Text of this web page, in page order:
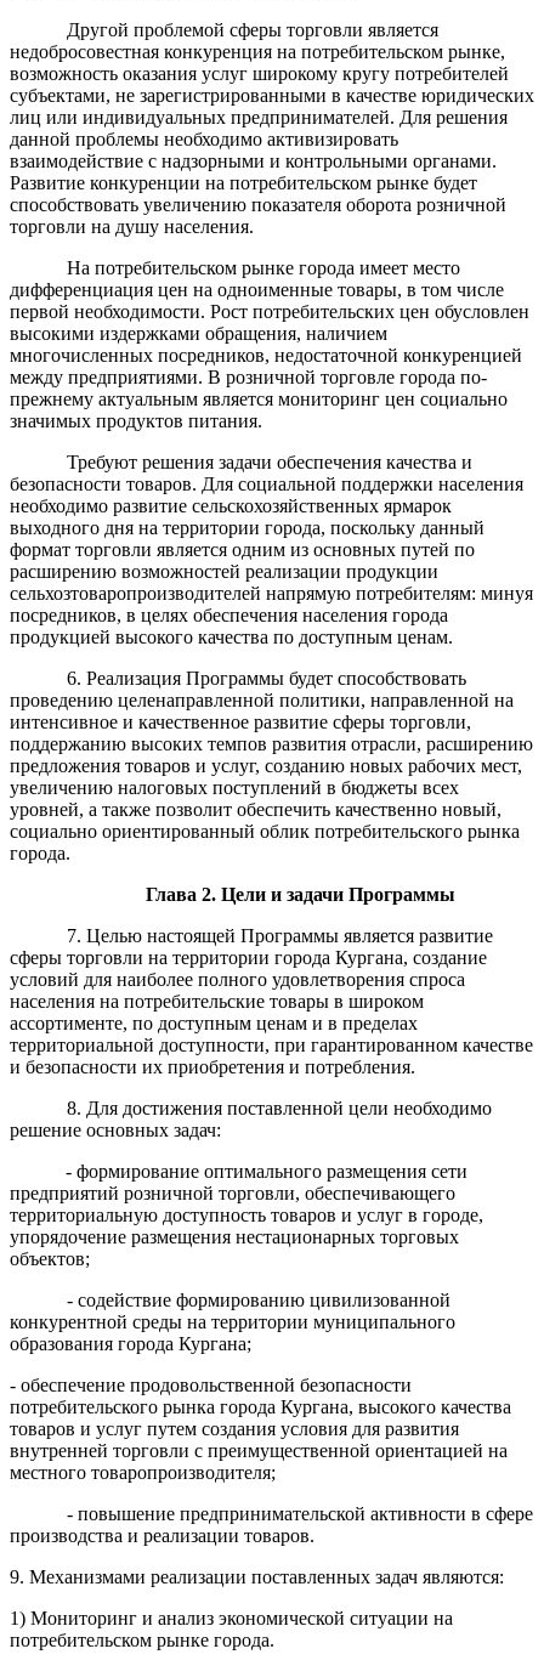
Другой проблемой сферы торговли является
недобросовестная конкуренция на потребительском рынке,
возможность оказания услуг широкому кругу потребителей
субъектами, не зарегистрированными в качестве юридических
лиц или индивидуальных предпринимателей. Для решения
данной проблемы необходимо активизировать
взаимодействие с надзорными и контрольными органами.
Развитие конкуренции на потребительском рынке будет
способствовать увеличению показателя оборота розничной
торговли на душу населения.
На потребительском рынке города имеет место
дифференциация цен на одноименные товары, в том числе
первой необходимости. Рост потребительских цен обусловлен
высокими издержками обращения, наличием
многочисленных посредников, недостаточной конкуренцией
между предприятиями. В розничной торговле города по-
прежнему актуальным является мониторинг цен социально
значимых продуктов питания.
Требуют решения задачи обеспечения качества и
безопасности товаров. Для социальной поддержки населения
необходимо развитие сельскохозяйственных ярмарок
выходного дня на территории города, поскольку данный
формат торговли является одним из основных путей по
расширению возможностей реализации продукции
сельхозтоваропроизводителей напрямую потребителям: минуя
посредников, в целях обеспечения населения города
продукцией высокого качества по доступным ценам.
6.Реализация Программы будет способствовать
проведению целенаправленной политики, направленной на
интенсивное и качественное развитие сферы торговли,
поддержанию высоких темпов развития отрасли, расширению
предложения товаров и услуг, созданию новых рабочих мест,
увеличению налоговых поступлений в бюджеты всех
уровней, а также позволит обеспечить качественно новый,
социально ориентированный облик потребительского рынка
города.
Глава 2. Цели и задачи Программы
7. Целью настоящей Программы является развитие
сферы торговли на территории города Кургана, создание
условий для наиболее полного удовлетворения спроса
населения на потребительские товары в широком
ассортименте, по доступным ценам и в пределах
территориальной доступности, при гарантированном качестве
и безопасности их приобретения и потребления.
8. Для достижения поставленной цели необходимо
решение основных задач:
- формирование оптимального размещения сети
предприятий розничной торговли, обеспечивающего
территориальную доступность товаров и услуг в городе,
упорядочение размещения нестационарных торговых
объектов;
- содействие формированию цивилизованной
конкурентной среды на территории муниципального
образования города Кургана;
- обеспечение продовольственной безопасности
потребительского рынка города Кургана, высокого качества
товаров и услуг путем создания условия для развития
внутренней торговли с преимущественной ориентацией на
местного товаропроизводителя;
- повышение предпринимательской активности в сфере
производства и реализации товаров.
9. Механизмами реализации поставленных задач являются:
1) Мониторинг и анализ экономической ситуации на
потребительском рынке города.